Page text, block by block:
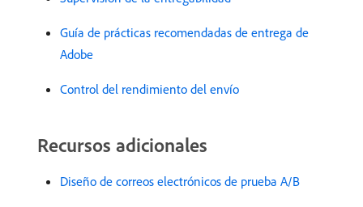
Guía de prácticas recomendadas de entrega de
Adobe
Control del rendimiento del envío
Recursos adicionales
Diseño de correos electrónicos de prueba A/B